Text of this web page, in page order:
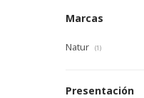
Marcas
Natur (1)
Presentación